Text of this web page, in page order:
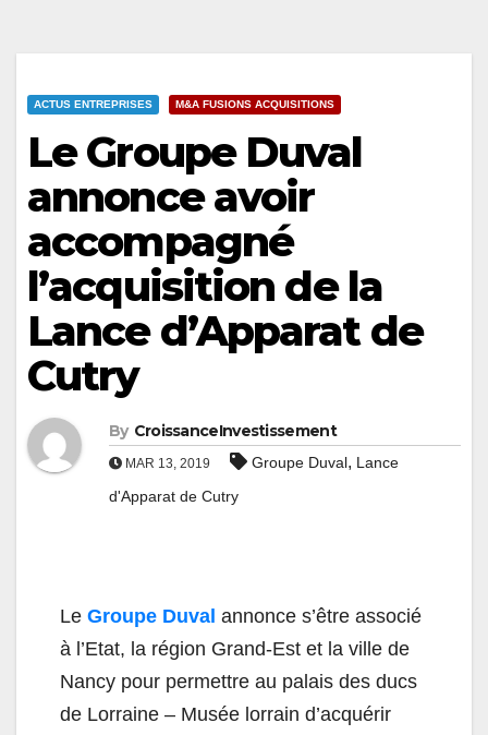
ACTUS ENTREPRISES M&A FUSIONS ACQUISITIONS
Le Groupe Duval
annonce avoir
accompagné
l’acquisition de la
Lance d’Apparat de
Cutry
By CroissanceInvestissement
MAR 13, 2019 Groupe Duval, Lance
d'Apparat de Cutry
Le Groupe Duval annonce s’être associé
à l’Etat, la région Grand-Est et la ville de
Nancy pour permettre au palais des ducs
de Lorraine – Musée lorrain d’acquérir